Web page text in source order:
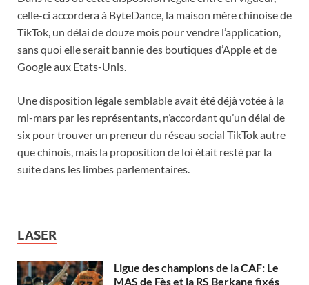
celle-ci accordera à ByteDance, la maison mère chinoise de
TikTok, un délai de douze mois pour vendre l’application,
sans quoi elle serait bannie des boutiques d’Apple et de
Google aux Etats-Unis.
Une disposition légale semblable avait été déjà votée à la
mi-mars par les représentants, n’accordant qu’un délai de
six pour trouver un preneur du réseau social TikTok autre
que chinois, mais la proposition de loi était resté par la
suite dans les limbes parlementaires.
LASER
Ligue des champions de la CAF: Le
MAS de Fès et la RS Berkane fixés